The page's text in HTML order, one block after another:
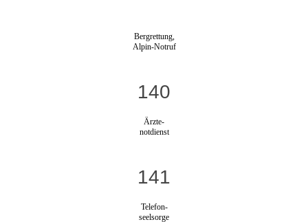
Bergrettung,
Alpin-Notruf
140
Ärzte-
notdienst
141
Telefon-
seelsorge